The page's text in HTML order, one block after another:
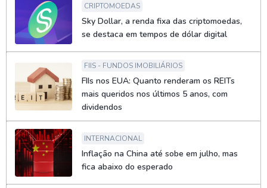
CRIPTOMOEDAS
Sky Dollar, a renda fixa das criptomoedas,
se destaca em tempos de dólar digital
FIIS - FUNDOS IMOBILIÁRIOS
FIIs nos EUA: Quanto renderam os REITs
mais queridos nos últimos 5 anos, com
dividendos
INTERNACIONAL
Inflação na China até sobe em julho, mas
fica abaixo do esperado